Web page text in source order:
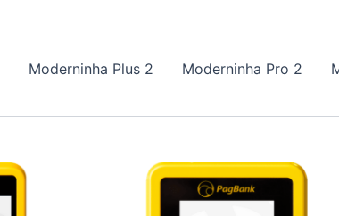
Moderninha Plus 2 Moderninha Pro 2